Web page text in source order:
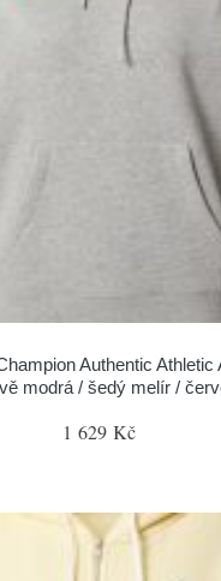
Authentic Athletic
modrá / šedý melír /
1 629 Kč